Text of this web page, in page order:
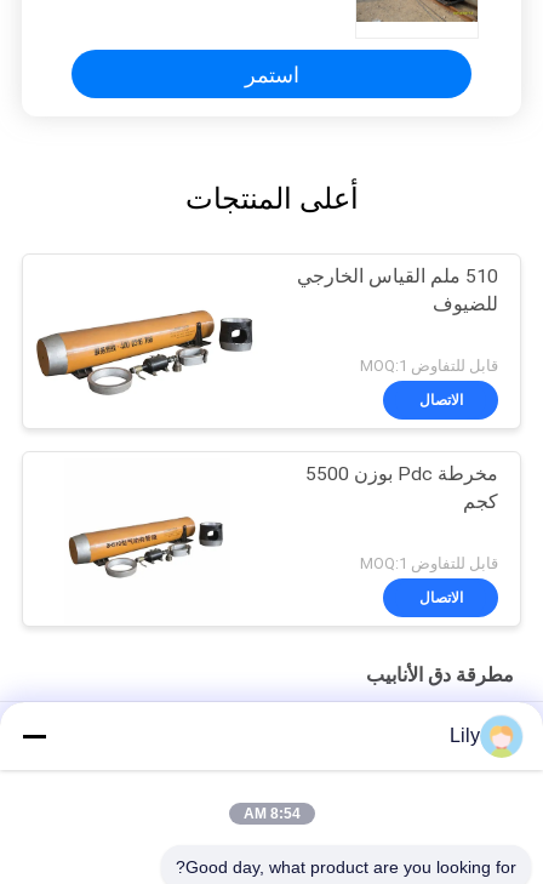
استمر
أعلى المنتجات
510 ملم القياس الخارجي
للضيوف
قابل للتفاوض MOQ:1
الاتصال
مخرطة Pdc بوزن 5500
كجم
قابل للتفاوض MOQ:1
الاتصال
مطرقة دق الأنابيب
صدم الغلاف
Lily
8:54 AM
Good day, what product are you looking for?